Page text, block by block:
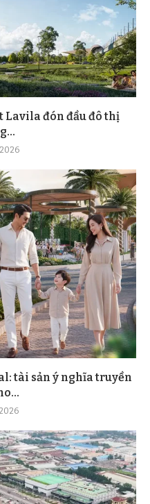
Lavila đón đầu đô thị
tài sản ý nghĩa truyền